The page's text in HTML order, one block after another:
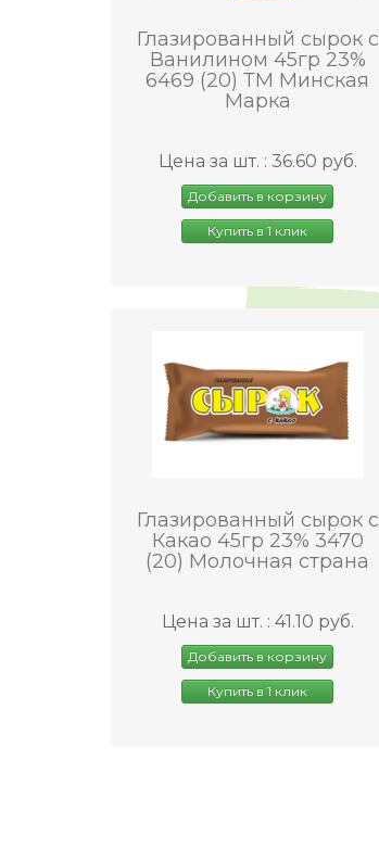
Глазированный сырок с
Ванилином 45гр 23%
6469 (20) ТМ Минская
Марка
Цена за шт. : 36.60 руб.
Добавить в корзину
Купить в 1 клик
Глазированный сырок с
Какао 45гр 23% 3470
(20) Молочная страна
Цена за шт. : 41.10 руб.
Добавить в корзину
Купить в 1 клик